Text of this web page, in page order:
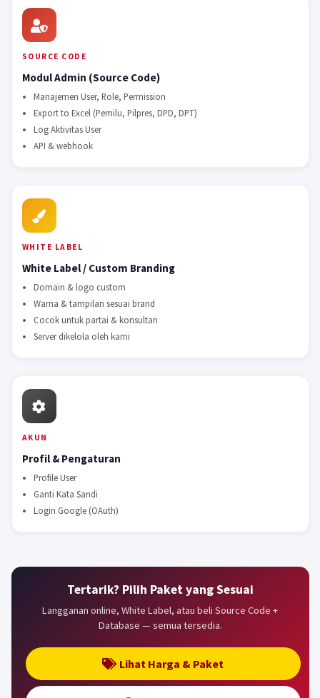
SOURCE CODE
Modul Admin (Source Code)
Manajemen User, Role, Permission
Export to Excel (Pemilu, Pilpres, DPD, DPT)
Log Aktivitas User
API & webhook
WHITE LABEL
White Label / Custom Branding
Domain & logo custom
Warna & tampilan sesuai brand
Cocok untuk partai & konsultan
Server dikelola oleh kami
AKUN
Profil & Pengaturan
Profile User
Ganti Kata Sandi
Login Google (OAuth)
Tertarik? Pilih Paket yang Sesuai
Langganan online, White Label, atau beli Source Code +
Database — semua tersedia.
Lihat Harga & Paket